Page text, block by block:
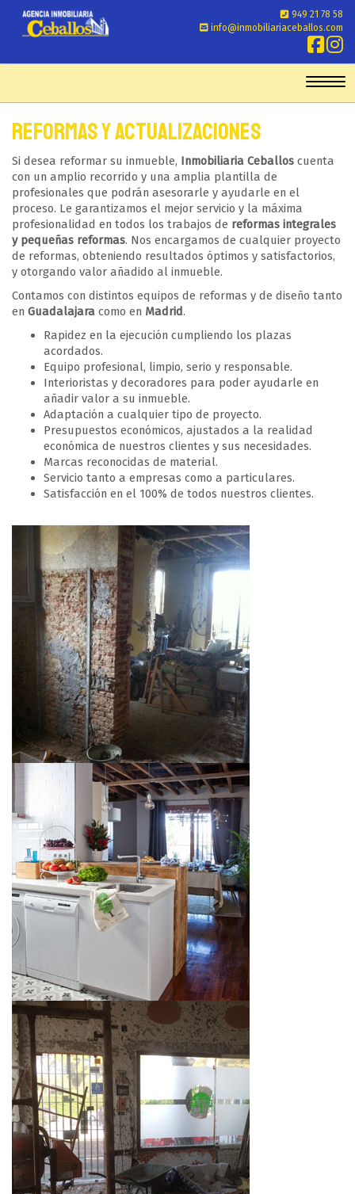
949 21 78 58
info@inmobiliariaceballos.com
Reformas y actualizaciones
Si desea reformar su inmueble, Inmobiliaria Ceballos cuenta
con un amplio recorrido y una amplia plantilla de
profesionales que podrán asesorarle y ayudarle en el
proceso. Le garantizamos el mejor servicio y la máxima
profesionalidad en todos los trabajos de reformas integrales
y pequeñas reformas. Nos encargamos de cualquier proyecto
de reformas, obteniendo resultados óptimos y satisfactorios,
y otorgando valor añadido al inmueble.
Contamos con distintos equipos de reformas y de diseño tanto
en Guadalajara como en Madrid.
Rapidez en la ejecución cumpliendo los plazas
acordados.
Equipo profesional, limpio, serio y responsable.
Interioristas y decoradores para poder ayudarle en
añadir valor a su inmueble.
Adaptación a cualquier tipo de proyecto.
Presupuestos económicos, ajustados a la realidad
económica de nuestros clientes y sus necesidades.
Marcas reconocidas de material.
Servicio tanto a empresas como a particulares.
Satisfacción en el 100% de todos nuestros clientes.